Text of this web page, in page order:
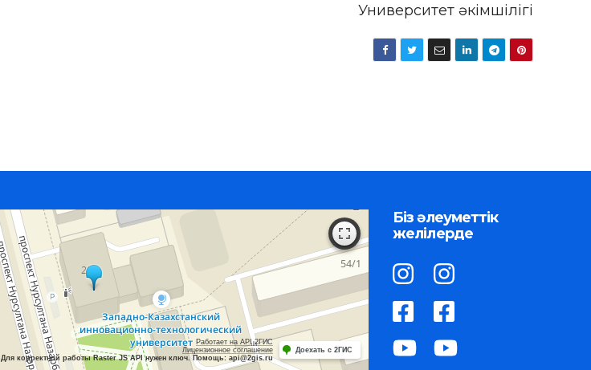
Университет әкімшілігі
Работает на API 2ГИС
Лицензионное соглашение
Для корректной работы Raster JS API нужен ключ. Помощь: api@2gis.ru
Доехать с 2ГИС
Біз әлеуметтік
желілерде